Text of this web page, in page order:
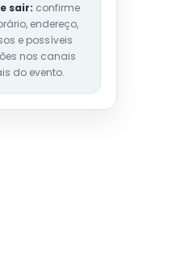
sair: confirme
endereço,
e possíveis
nos canais
do evento.